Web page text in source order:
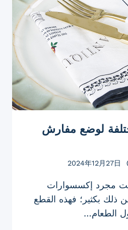
لوضع مفارش
2024年12月27日
مجرد إكسسوارات
ذلك بكثير؛ فهذه القطع
الطعام…